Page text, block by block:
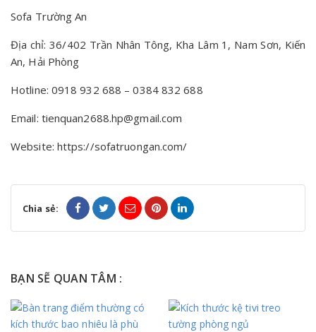
Sofa Trường An
Địa chỉ: 36/402 Trần Nhân Tông, Kha Lâm 1, Nam Sơn, Kiến
An, Hải Phòng
Hotline: 0918 932 688 – 0384 832 688
Email: tienquan2688.hp@gmail.com
Website: https://sofatruongan.com/
Chia sẻ:
BẠN SẼ QUAN TÂM :